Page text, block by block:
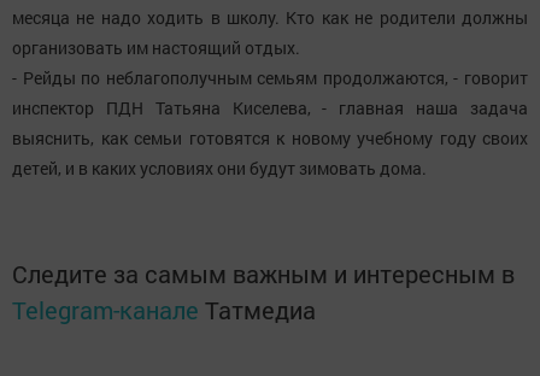
месяца не надо ходить в школу. Кто как не родители должны
организовать им настоящий отдых.
- Рейды по неблагополучным семьям продолжаются, - говорит
инспектор ПДН Татьяна Киселева, - главная наша задача
выяснить, как семьи готовятся к новому учебному году своих
детей, и в каких условиях они будут зимовать дома.
Следите за самым важным и интересным в
Telegram-канале Татмедиа